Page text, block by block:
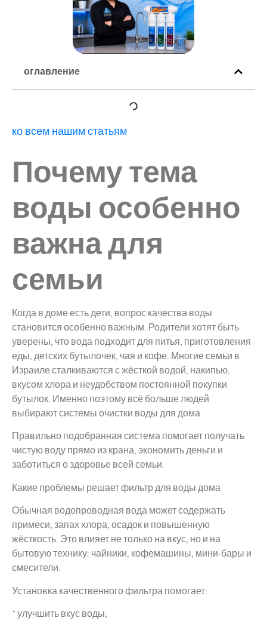
Почему тема
воды особенно
важна для
семьи
Когда в доме есть дети, вопрос качества воды
становится особенно важным. Родители хотят быть
уверены, что вода подходит для питья, приготовления
еды, детских бутылочек, чая и кофе. Многие семьи в
Израиле сталкиваются с жёсткой водой, накипью,
вкусом хлора и неудобством постоянной покупки
бутылок. Именно поэтому всё больше людей
выбирают системы очистки воды для дома.
Правильно подобранная система помогает получать
чистую воду прямо из крана, экономить деньги и
заботиться о здоровье всей семьи.
Какие проблемы решает фильтр для воды дома
Обычная водопроводная вода может содержать
примеси, запах хлора, осадок и повышенную
жёсткость. Это влияет не только на вкус, но и на
бытовую технику: чайники, кофемашины, мини-бары и
смесители.
Установка качественного фильтра помогает:
* улучшить вкус воды;
оглавление
ко всем нашим статьям